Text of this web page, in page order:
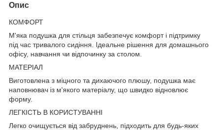
Опис
КОМФОРТ
М'яка подушка для стільця забезпечує комфорт і підтримку
під час тривалого сидіння. Ідеальне рішення для домашнього
офісу, навчання чи відпочинку за столом.
МАТЕРІАЛ
Виготовлена з міцного та дихаючого плюшу, подушка має
наповнювач із м'якого матеріалу, що швидко відновлює
форму.
ЛЕГКІСТЬ В КОРИСТУВАННІ
Легко очищується від забруднень, підходить для будь-яких